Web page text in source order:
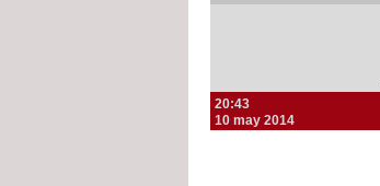
20:43
10 may 2014